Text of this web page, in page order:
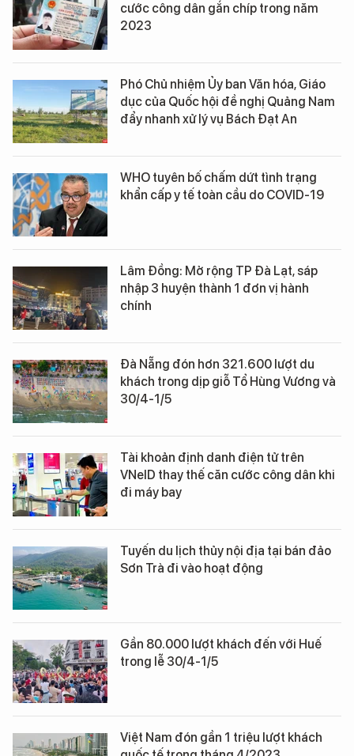
cước công dân gắn chíp trong năm
2023
Phó Chủ nhiệm Ủy ban Văn hóa, Giáo
dục của Quốc hội đề nghị Quảng Nam
đẩy nhanh xử lý vụ Bách Đạt An
WHO tuyên bố chấm dứt tình trạng
khẩn cấp y tế toàn cầu do COVID-19
Lâm Đồng: Mở rộng TP Đà Lạt, sáp
nhập 3 huyện thành 1 đơn vị hành
chính
Đà Nẵng đón hơn 321.600 lượt du
khách trong dịp giỗ Tổ Hùng Vương và
30/4-1/5
Tài khoản định danh điện tử trên
VNeID thay thế căn cước công dân khi
đi máy bay
Tuyến du lịch thủy nội địa tại bán đảo
Sơn Trà đi vào hoạt động
Gần 80.000 lượt khách đến với Huế
trong lễ 30/4-1/5
Việt Nam đón gần 1 triệu lượt khách